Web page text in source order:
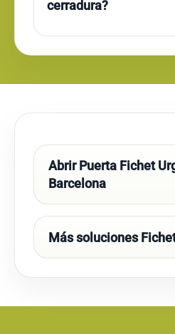
cerradura?
Abrir Puerta Fichet
Barcelona
Más soluciones